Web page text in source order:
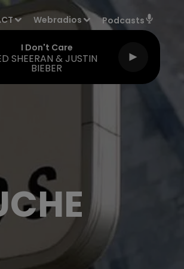
Webradios Podcasts
I Don't Care
SHEERAN & JUSTIN
BIEBER